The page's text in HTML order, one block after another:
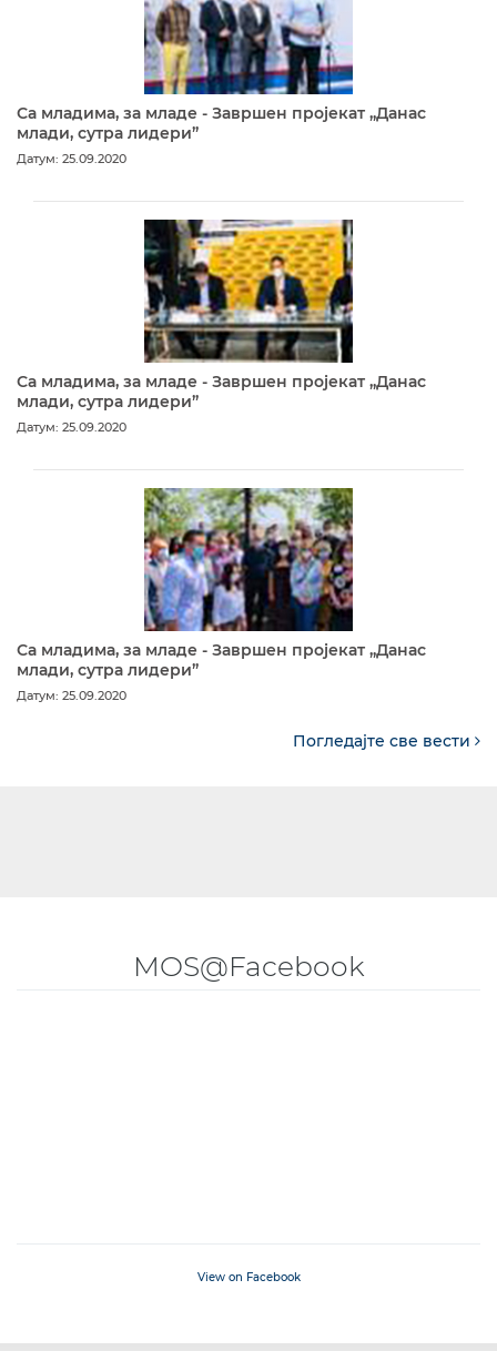
Са младима, за младе - Завршен пројекат „Данас
млади, сутра лидери”
Датум: 25.09.2020
Са младима, за младе - Завршен пројекат „Данас
млади, сутра лидери”
Датум: 25.09.2020
Са младима, за младе - Завршен пројекат „Данас
млади, сутра лидери”
Датум: 25.09.2020
Погледајте све вести
MOS@Facebook
View on Facebook